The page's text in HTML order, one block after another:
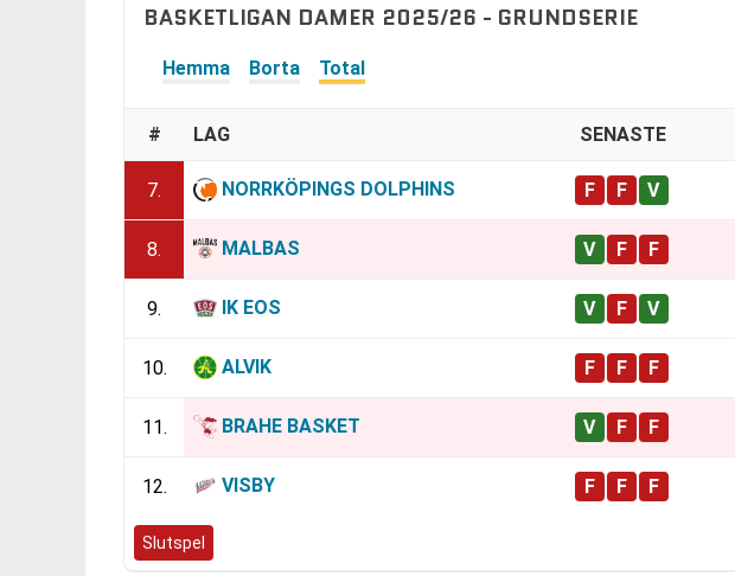
BASKETLIGAN DAMER 2025/26 - GRUNDSERIE
Hemma Borta Total
# LAG SENASTE
7. NORRKÖPINGS DOLPHINS
8. MALBAS
9. IK EOS
10. ALVIK
11. BRAHE BASKET
12. VISBY
Slutspel